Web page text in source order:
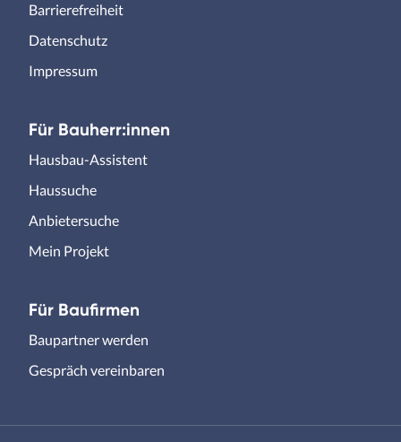
Barrierefreiheit
Datenschutz
Impressum
Für Bauherr:innen
Hausbau-Assistent
Haussuche
Anbietersuche
Mein Projekt
Für Baufirmen
Baupartner werden
Gespräch vereinbaren